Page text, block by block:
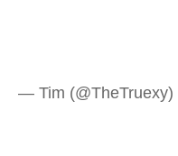
— Tim (@TheTruexy)